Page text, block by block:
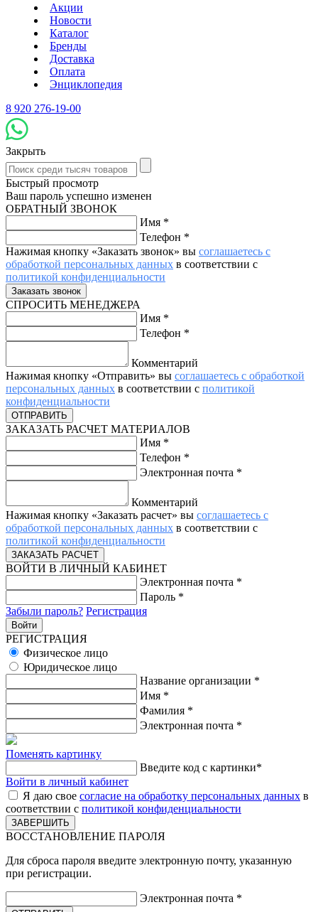
Акции
Новости
Каталог
Бренды
Доставка
Оплата
Энциклопедия
8 920 276-19-00
Закрыть
Быстрый просмотр
Ваш пароль успешно изменен
ОБРАТНЫЙ ЗВОНОК
Имя *
Телефон *
Нажимая кнопку «Заказать звонок» вы соглашаетесь с
обработкой персональных данных в соответствии с
политикой конфиденциальности
СПРОСИТЬ МЕНЕДЖЕРА
Имя *
Телефон *
Комментарий
Нажимая кнопку «Отправить» вы соглашаетесь с обработкой
персональных данных в соответствии с политикой
конфиденциальности
ЗАКАЗАТЬ РАСЧЕТ МАТЕРИАЛОВ
Имя *
Телефон *
Электронная почта *
Комментарий
Нажимая кнопку «Заказать расчет» вы соглашаетесь с
обработкой персональных данных в соответствии с
политикой конфиденциальности
ВОЙТИ В ЛИЧНЫЙ КАБИНЕТ
Электронная почта *
Пароль *
Забыли пароль? Регистрация
РЕГИСТРАЦИЯ
Физическое лицо
Юридическое лицо
Название организации *
Имя *
Фамилия *
Электронная почта *
Поменять картинку
Введите код с картинки*
Войти в личный кабинет
Я даю свое согласие на обработку персональных данных в
соответствии с политикой конфиденциальности
ВОССТАНОВЛЕНИЕ ПАРОЛЯ
Для сброса пароля введите электронную почту, указанную
при регистрации.
Электронная почта *